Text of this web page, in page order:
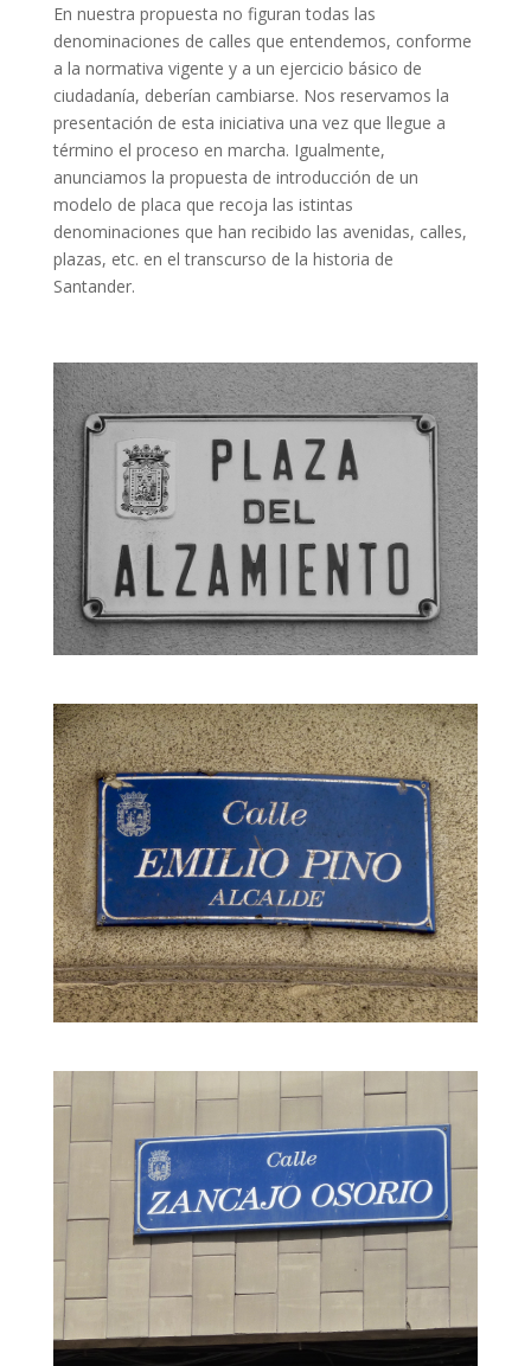
En nuestra propuesta no figuran todas las
denominaciones de calles que entendemos, conforme
a la normativa vigente y a un ejercicio básico de
ciudadanía, deberían cambiarse. Nos reservamos la
presentación de esta iniciativa una vez que llegue a
término el proceso en marcha. Igualmente,
anunciamos la propuesta de introducción de un
modelo de placa que recoja las istintas
denominaciones que han recibido las avenidas, calles,
plazas, etc. en el transcurso de la historia de
Santander.